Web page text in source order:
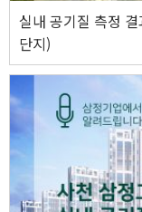
실내 공기질 측정
단지)